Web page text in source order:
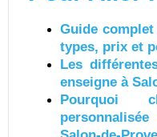
Guide
types, prix et
Les
enseigne à
Pourquoi